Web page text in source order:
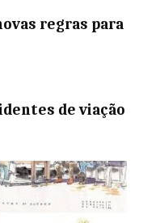
regras para
de viação